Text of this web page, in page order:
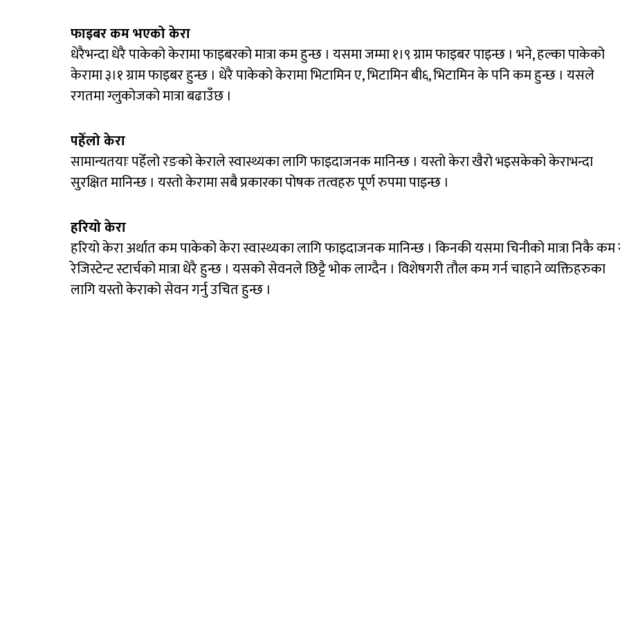
फाइबर कम भएको केरा
धेरैभन्दा धेरै पाकेको केरामा फाइबरको मात्रा कम हुन्छ । यसमा जम्मा १।९ ग्राम फाइबर पाइन्छ । भने, हल्का पाकेको
केरामा ३।१ ग्राम फाइबर हुन्छ । धेरै पाकेको केरामा भिटामिन ए, भिटामिन बी६, भिटामिन के पनि कम हुन्छ । यसले
रगतमा ग्लुकोजको मात्रा बढाउँछ ।
पहेँलो केरा
सामान्यतयाः पहेँलो रङको केराले स्वास्थ्यका लागि फाइदाजनक मानिन्छ । यस्तो केरा खैरो भइसकेको केराभन्दा
सुरक्षित मानिन्छ । यस्तो केरामा सबै प्रकारका पोषक तत्वहरु पूर्ण रुपमा पाइन्छ ।
हरियो केरा
हरियो केरा अर्थात कम पाकेको केरा स्वास्थ्यका लागि फाइदाजनक मानिन्छ । किनकी यसमा चिनीको मात्रा निकै कम
रेजिस्टेन्ट स्टार्चको मात्रा धेरै हुन्छ । यसको सेवनले छिट्टै भोक लाग्दैन । विशेषगरी तौल कम गर्न चाहाने व्यक्तिहरुका
लागि यस्तो केराको सेवन गर्नु उचित हुन्छ ।